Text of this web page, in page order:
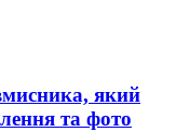
який
та фото